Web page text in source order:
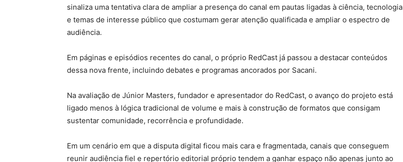
sinaliza uma tentativa clara de ampliar a presença do canal em pautas ligadas à ciência, tecnologia
e temas de interesse público que costumam gerar atenção qualificada e ampliar o espectro de
audiência.
Em páginas e episódios recentes do canal, o próprio RedCast já passou a destacar conteúdos
dessa nova frente, incluindo debates e programas ancorados por Sacani.
Na avaliação de Júnior Masters, fundador e apresentador do RedCast, o avanço do projeto está
ligado menos à lógica tradicional de volume e mais à construção de formatos que consigam
sustentar comunidade, recorrência e profundidade.
Em um cenário em que a disputa digital ficou mais cara e fragmentada, canais que conseguem
reunir audiência fiel e repertório editorial próprio tendem a ganhar espaço não apenas junto ao